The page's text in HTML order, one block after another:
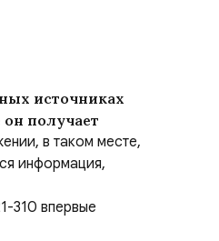
источниках
получает
в таком месте,
информация,